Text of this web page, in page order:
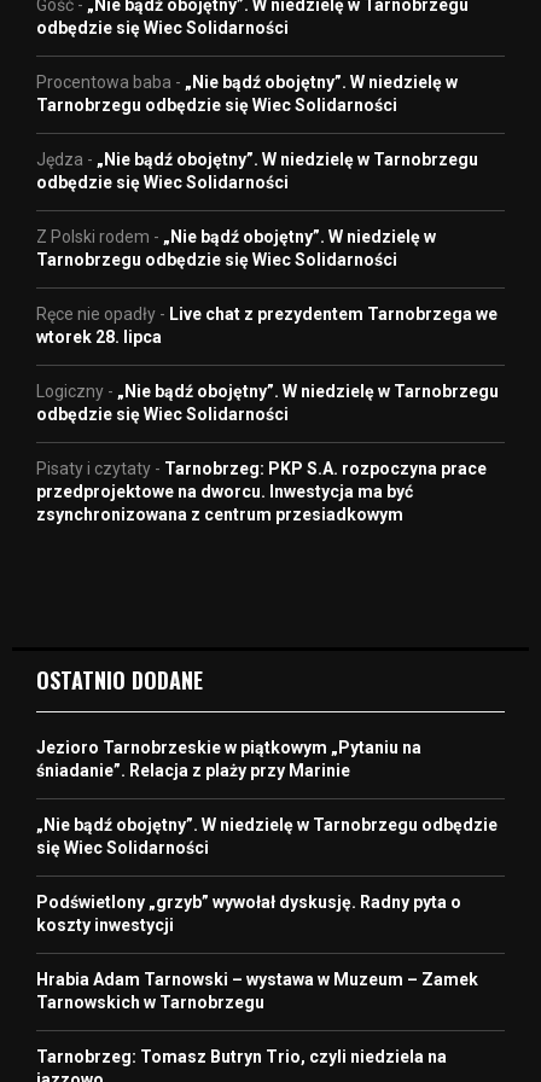
Gość - „Nie bądź obojętny”. W niedzielę w Tarnobrzegu
odbędzie się Wiec Solidarności
Procentowa baba - „Nie bądź obojętny”. W niedzielę w
Tarnobrzegu odbędzie się Wiec Solidarności
Jędza - „Nie bądź obojętny”. W niedzielę w Tarnobrzegu
odbędzie się Wiec Solidarności
Z Polski rodem - „Nie bądź obojętny”. W niedzielę w
Tarnobrzegu odbędzie się Wiec Solidarności
Ręce nie opadły - Live chat z prezydentem Tarnobrzega we
wtorek 28. lipca
Logiczny - „Nie bądź obojętny”. W niedzielę w Tarnobrzegu
odbędzie się Wiec Solidarności
Pisaty i czytaty - Tarnobrzeg: PKP S.A. rozpoczyna prace
przedprojektowe na dworcu. Inwestycja ma być
zsynchronizowana z centrum przesiadkowym
OSTATNIO DODANE
Jezioro Tarnobrzeskie w piątkowym „Pytaniu na
śniadanie”. Relacja z plaży przy Marinie
„Nie bądź obojętny”. W niedzielę w Tarnobrzegu odbędzie
się Wiec Solidarności
Podświetlony „grzyb” wywołał dyskusję. Radny pyta o
koszty inwestycji
Hrabia Adam Tarnowski – wystawa w Muzeum – Zamek
Tarnowskich w Tarnobrzegu
Tarnobrzeg: Tomasz Butryn Trio, czyli niedziela na